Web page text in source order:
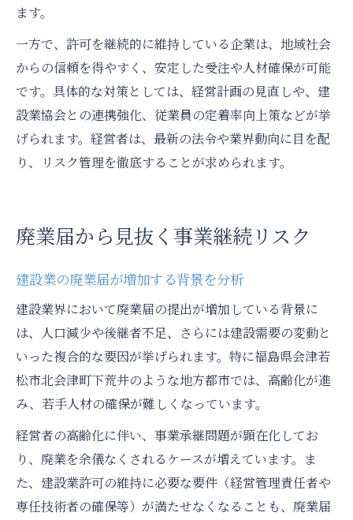
ます。
一方で、許可を継続的に維持している企業は、地域社会
からの信頼を得やすく、安定した受注や人材確保が可能
です。具体的な対策としては、経営計画の見直しや、建
設業協会との連携強化、従業員の定着率向上策などが挙
げられます。経営者は、最新の法令や業界動向に目を配
り、リスク管理を徹底することが求められます。
廃業届から見抜く事業継続リスク
建設業の廃業届が増加する背景を分析
建設業界において廃業届の提出が増加している背景に
は、人口減少や後継者不足、さらには建設需要の変動と
いった複合的な要因が挙げられます。特に福島県会津若
松市北会津町下荒井のような地方都市では、高齢化が進
み、若手人材の確保が難しくなっています。
経営者の高齢化に伴い、事業承継問題が顕在化してお
り、廃業を余儀なくされるケースが増えています。ま
た、建設業許可の維持に必要な要件（経営管理責任者や
専任技術者の確保等）が満たせなくなることも、廃業届